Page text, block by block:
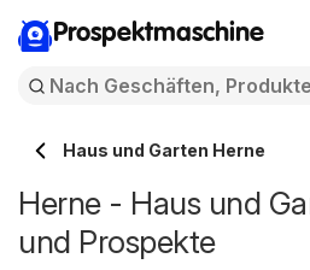
Prospektmaschine
Haus und Garten Herne
Herne - Haus und
und Prospekte